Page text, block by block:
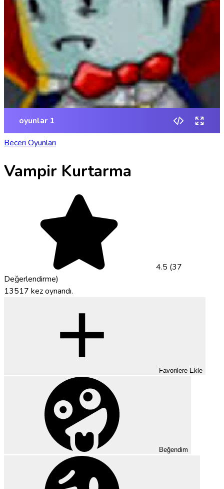
Beceri Oyunları
Vampir Kurtarma
4.5 (37
Değerlendirme)
13517 kez oynandı.
Favorilere Ekle
Beğendim